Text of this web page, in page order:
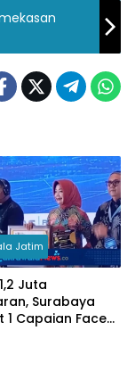
Jatim
Juta
Surabaya
1 Capaian Face